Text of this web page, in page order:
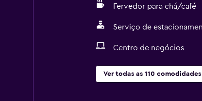
Fervedor para chá/café
Serviço de
Centro de negócios
Ver todas as 110 comodidades